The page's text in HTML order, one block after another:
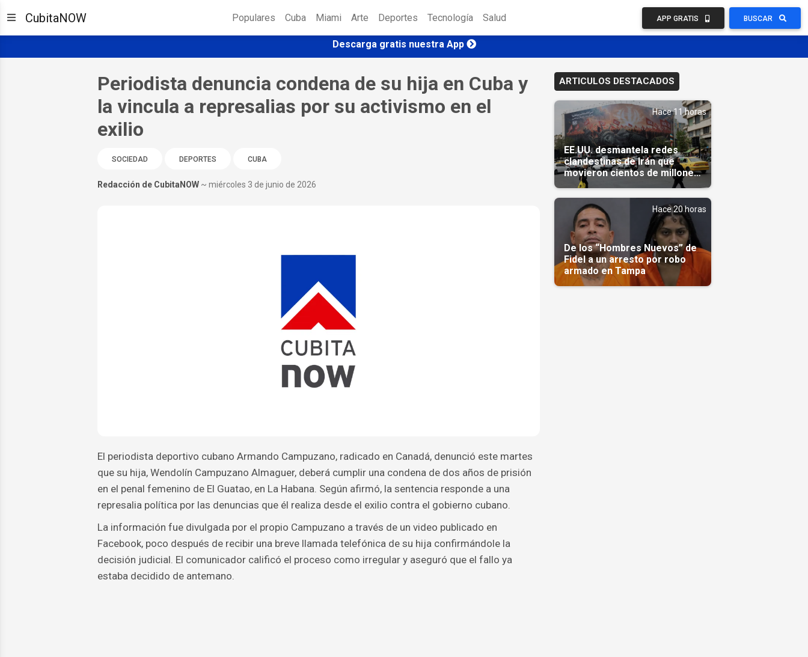
CubitaNOW Populares Cuba Miami Arte Deportes Tecnología Salud APP GRATIS BUSCAR
Descarga gratis nuestra App
Periodista denuncia condena de su hija en Cuba y
la vincula a represalias por su activismo en el
exilio
SOCIEDAD DEPORTES CUBA
Redacción de CubitaNOW ~ miércoles 3 de junio de 2026
El periodista deportivo cubano Armando Campuzano, radicado en Canadá, denunció este martes
que su hija, Wendolín Campuzano Almaguer, deberá cumplir una condena de dos años de prisión
en el penal femenino de El Guatao, en La Habana. Según afirmó, la sentencia responde a una
represalia política por las denuncias que él realiza desde el exilio contra el gobierno cubano.
La información fue divulgada por el propio Campuzano a través de un video publicado en
Facebook, poco después de recibir una breve llamada telefónica de su hija confirmándole la
decisión judicial. El comunicador calificó el proceso como irregular y aseguró que el fallo ya
estaba decidido de antemano.
ARTICULOS DESTACADOS
Hace 11 horas
EE.UU. desmantela redes
clandestinas de Irán que
movieron cientos de millones
de dólares
Hace 20 horas
De los “Hombres Nuevos” de
Fidel a un arresto por robo
armado en Tampa